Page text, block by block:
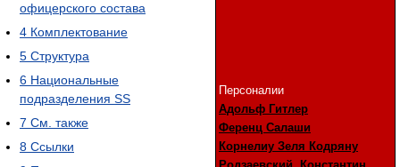
Персоналии
Адольф Гитлер
Ференц Салаши
Корнелиу Зеля Кодряну
офицерского состава
4 Комплектование
5 Структура
6 Национальные
подразделения SS
7 См. также
8 Ссылки